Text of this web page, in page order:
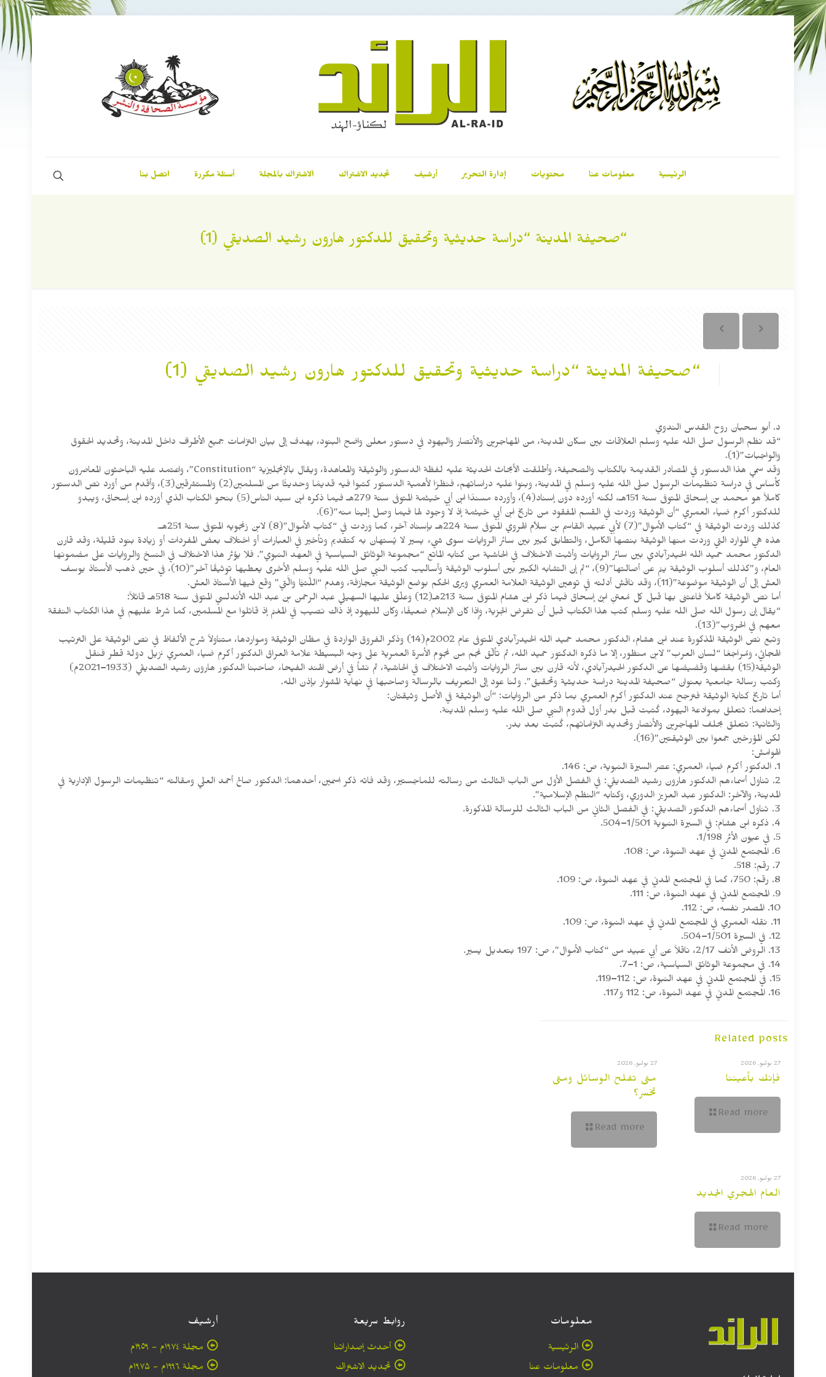
الرئيسية معلومات عنا محتويات إدارة التحرير أرشيف تجديد الاشتراك الاشتراك بالمجلة أسئلة مكررة اتصل بنا
“صحيفة المدينة “دراسة حديثية وتحقيق للدكتور هارون رشيد الصديقي (1)
“صحيفة المدينة “دراسة حديثية وتحقيق للدكتور هارون رشيد الصديقي (1)
د. أبو سحبان روح القدس الندوي
“قد نظم الرسول صلى الله عليه وسلم العلاقات بين سكان المدينة، من المهاجرين والأنصار واليهود في دستور معلن واضح البنود، يهدف إلى بيان التزامات جميع الأطراف داخل المدينة، وتحديد الحقوق
والواجبات”(1).
وقد سمي هذا الدستور في المصادر القديمة بالكتاب والصحيفة، وأطلقت الأبحاث الحديثة عليه لفظة الدستور والوثيقة والمعاهدة، ويقال بالإنجليزية “Constitution”، واعتمد عليه الباحثون المعاصرون
كأساس في دراسة تنظيمات الرسول صلى الله عليه وسلم في المدينة، وبنوا عليه دراساتهم، فنظرًا لأهمية الدستور كتبوا فيه قديمًا وحديثًا من المسلمين(2) والمستشرقين(3)، وأقدم من أورد نص الدستور
كاملاً هو محمد بن إسحاق المتوفى سنة 151هـ، لكنه أورده دون إسناد(4)، وأورده مسندًا ابن أبي خيثمة المتوفى سنة 279هـ فيما ذكره ابن سيد الناس(5) بنحو الكتاب الذي أورده ابن إسحاق، ويبدو
للدكتور أكرم ضياء العمري “أن الوثيقة وردت في القسم المفقود من تاريخ ابن أبي خيثمة إذ لا وجود لها فيما وصل إلينا منه”(6).
كذلك وردت الوثيقة في “كتاب الأموال”(7) لأبي عبيد القاسم بن سلاّم الهروي المتوفى سنة 224هـ بإسناد آخر، كما وردت في “كتاب الأموال”(8) لابن زنجويه المتوفى سنة 251هـ.
هذه هي الموارد التي وردت منها الوثيقة بنصها الكامل، والتطابق كبير بين سائر الروايات سوى شيء يسير لا يُستهان به كتقديم وتأخير في العبارات أو اختلاف بعض المفردات أو زيادة بنود قليلة، وقد قارن
الدكتور محمد حميد الله الحيدرآبادي بين سائر الروايات وأثبت الاختلاف في الحاشية من كتابه الماتع “مجموعة الوثائق السياسية في العهد النبوي”. فلا يؤثر هذا الاختلاف في النسخ والروايات على مضمونها
العام، و”كذلك أسلوب الوثيقة ينم عن أصالتها”(9)، “ثم إن التشابه الكبير بين أسلوب الوثيقة وأساليب كتب النبي صلى الله عليه وسلم الأخرى يعطيها توثيقًا آخر”(10)، في حين ذهب الأستاذ يوسف
العش إلى أن الوثيقة موضوعة”(11)، وقد ناقش أدلته في توهين الوثيقة العلامة العمري ويرى الحكم بوضع الوثيقة مجازفة، وهدم “اللَّتيَّا والَّتي” وقع فيها الأستاذ العش.
أما نص الوثيقة كاملاً فاعتنى بها قبل كل مُعتنٍ ابنُ إسحاق فيما ذكر ابن هشام المتوفى سنة 213هـ(12) وعلّق عليها السهيلي عبد الرحمن بن عبد الله الأندلسي المتوفى سنة 518هـ قائلاً:
“يقال إن رسول الله صلى الله عليه وسلم كتب هذا الكتاب قبل أن تفرض الجزية، وإذا كان الإسلام ضعيفًا، وكان لليهود إذ ذاك نصيب في المغنم إذ قاتلوا مع المسلمين، كما شرط عليهم في هذا الكتاب النفقة
معهم في الحروب”(13).
وتبع نص الوثيقة المذكورة عند ابن هشام، الدكتور محمد حميد الله الحيدرآبادي المتوفى عام 2002م(14) وذكر الفروق الواردة في مظان الوثيقة ومواردها، متناولاً شرح الألفاظ في نص الوثيقة على الترتيب
الهجائي، ومُراجعًا “لسان العرب” لابن منظور، إلا ما ذكره الدكتور حميد الله، ثم تألّق نجم من نجوم الأسرة العمرية على وجه البسيطة علامة العراق الدكتور أكرم ضياء العمري نزيل دولة قطر فنقل
الوثيقة(15) بقضها وقضيضها عن الدكتور الحيدرآبادي، لأنه قارن بين سائر الروايات وأثبت الاختلاف في الحاشية، ثم نشأ في أرض الهند الفيحاء صاحبنا الدكتور هارون رشيد الصديقي (1933–2021م)
وكتب رسالة جامعية بعنوان “صحيفة المدينة دراسة حديثية وتحقيق”. ولنا عود إلى التعريف بالرسالة وصاحبها في نهاية المشوار بإذن الله.
أما تاريخ كتابة الوثيقة فترجح عند الدكتور أكرم العمري بما ذكر من الروايات: “أن الوثيقة في الأصل وثيقتان:
إحداهما: تتعلق بموادعة اليهود، كُتبت قبل بدر أول قدوم النبي صلى الله عليه وسلم المدينة.
والثانية: تتعلق بحلف المهاجرين والأنصار وتحديد التزاماتهم، كُتبت بعد بدر.
لكن المؤرخين جمعوا بين الوثيقتين”(16).
الهوامش:
1. الدكتور أكرم ضياء العمري: عصر السيرة النبوية، ص: 146.
2. تناول أسماءهم الدكتور هارون رشيد الصديقي: في الفصل الأول من الباب الثالث من رسالته للماجستير، وقد فاته ذكر اسمين، أحدهما: الدكتور صالح أحمد العلي ومقالته “تنظيمات الرسول الإدارية في
المدينة، والآخر: الدكتور عبد العزيز الدوري، وكتابه “النظم الإسلامية”.
3. تناول أسماءهم الدكتور الصديقي: في الفصل الثاني من الباب الثالث للرسالة المذكورة.
4. ذكره ابن هشام: في السيرة النبوية 1/501–504.
5. في عيون الأثر 1/198.
6. المجتمع المدني في عهد النبوة، ص: 108.
7. رقم: 518.
8. رقم: 750، كما في المجتمع المدني في عهد النبوة، ص: 109.
9. المجتمع المدني في عهد النبوة، ص: 111.
10. المصدر نفسه، ص: 112.
11. نقله العمري في المجتمع المدني في عهد النبوة، ص: 109.
12. في السيرة 1/501–504.
13. الروض الأنف 2/17، ناقلاً عن أبي عبيد من “كتاب الأموال”، ص: 197 بتعديل يسير.
14. في مجموعة الوثائق السياسية، ص: 1–7.
15. في المجتمع المدني في عهد النبوة، ص: 112–119.
16. المجتمع المدني في عهد النبوة، ص: 112 و117.
Related posts
27 يوليو, 2026
فإنك بأعيننا
Read more
27 يوليو, 2026
متى تفلح الوسائل ومتى
تخسر؟
Read more
27 يوليو, 2026
العام الهجري الجديد
Read more
معلومات
الرئيسية
معلومات عنا
روابط سريعة
أحدث إصداراتنا
تجديد الاشتراك
أرشيف
مجلة ۱۹۷٤م - ١٩٥٩م
مجلة ۱۹۹٦م - ۱۹۷۵م